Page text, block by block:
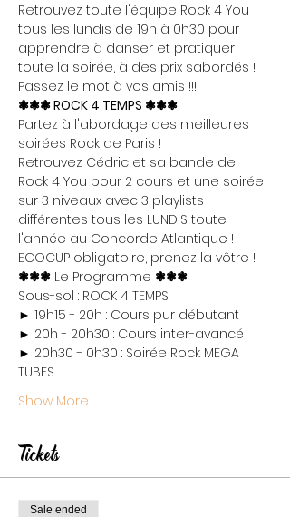
Retrouvez toute l'équipe Rock 4 You
tous les lundis de 19h à 0h30 pour
apprendre à danser et pratiquer
toute la soirée, à des prix sabordés !
Passez le mot à vos amis !!!
❃❃❃ ROCK 4 TEMPS ❃❃❃
Partez à l'abordage des meilleures
soirées Rock de Paris !
Retrouvez Cédric et sa bande de
Rock 4 You pour 2 cours et une soirée
sur 3 niveaux avec 3 playlists
différentes tous les LUNDIS toute
l'année au Concorde Atlantique !
ECOCUP obligatoire, prenez la vôtre !
❃❃❃ Le Programme ❃❃❃
Sous-sol : ROCK 4 TEMPS
► 19h15 - 20h : Cours pur débutant
► 20h - 20h30 : Cours inter-avancé
► 20h30 - 0h30 : Soirée Rock MEGA
TUBES
Show More
Tickets
Sale ended